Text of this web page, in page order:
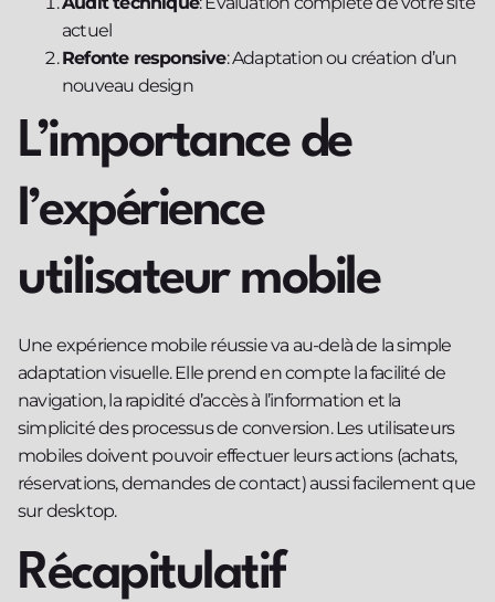
actuel
Refonte responsive: Adaptation ou création d’un
nouveau design
L’importance de
l’expérience
utilisateur mobile
Une expérience mobile réussie va au-delà de la simple
adaptation visuelle. Elle prend en compte la facilité de
navigation, la rapidité d’accès à l’information et la
simplicité des processus de conversion. Les utilisateurs
mobiles doivent pouvoir effectuer leurs actions (achats,
réservations, demandes de contact) aussi facilement que
sur desktop.
Récapitulatif